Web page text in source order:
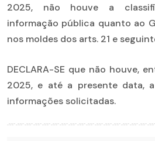
2025, não houve a
informação pública quanto ao
nos moldes dos arts. 21 e
DECLARA-SE que não houve,
2025, e até a presente data,
informações solicitadas.